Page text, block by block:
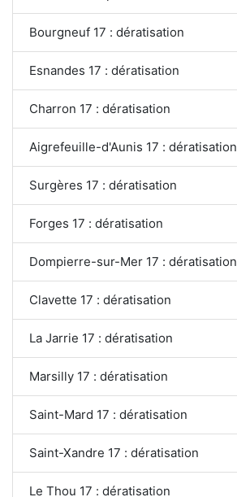
Bourgneuf 17 : dératisation
Esnandes 17 : dératisation
Charron 17 : dératisation
Aigrefeuille-d'Aunis 17 : dératisation
Surgères 17 : dératisation
Forges 17 : dératisation
Dompierre-sur-Mer 17 : dératisation
Clavette 17 : dératisation
La Jarrie 17 : dératisation
Marsilly 17 : dératisation
Saint-Mard 17 : dératisation
Saint-Xandre 17 : dératisation
Le Thou 17 : dératisation